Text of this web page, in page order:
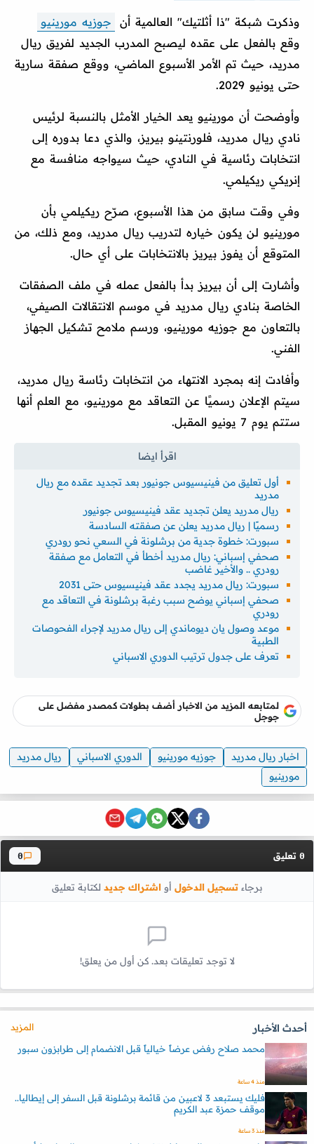
وذكرت شبكة "ذا أثلتيك" العالمية أن
جوزيه مورينيو
وقع بالفعل على عقده ليصبح المدرب الجديد لفريق ريال
مدريد، حيث تم الأمر الأسبوع الماضي، ووقع صفقة سارية
حتى يونيو 2029.
وأوضحت أن مورينيو يعد الخيار الأمثل بالنسبة لرئيس
نادي ريال مدريد، فلورنتينو بيريز، والذي دعا بدوره إلى
انتخابات رئاسية في النادي، حيث سيواجه منافسة مع
إنريكي ريكيلمي.
وفي وقت سابق من هذا الأسبوع، صرّح ريكيلمي بأن
مورينيو لن يكون خياره لتدريب ريال مدريد، ومع ذلك، من
المتوقع أن يفوز بيريز بالانتخابات على أي حال.
وأشارت إلى أن بيريز بدأ بالفعل عمله في ملف الصفقات
الخاصة بنادي ريال مدريد في موسم الانتقالات الصيفي،
بالتعاون مع جوزيه مورينيو، ورسم ملامح تشكيل الجهاز
الفني.
وأفادت إنه بمجرد الانتهاء من انتخابات رئاسة ريال مدريد،
سيتم الإعلان رسميًا عن التعاقد مع مورينيو، مع العلم أنها
ستتم يوم 7 يونيو المقبل.
أول تعليق من فينيسيوس جونيور بعد تجديد عقده مع ريال
مدريد
ريال مدريد يعلن تجديد عقد فينيسيوس جونيور
رسميًا | ريال مدريد يعلن عن صفقته السادسة
سبورت: خطوة جدية من برشلونة في السعي نحو رودري
صحفي إسباني: ريال مدريد أخطأ في التعامل مع صفقة
رودري .. والأخير غاضب
سبورت: ريال مدريد يجدد عقد فينيسيوس حتى 2031
صحفي إسباني يوضح سبب رغبة برشلونة في التعاقد مع
رودري
موعد وصول يان ديوماندي إلى ريال مدريد لإجراء الفحوصات
الطبية
تعرف على جدول ترتيب الدوري الاسباني
لمتابعه المزيد من الاخبار أضف بطولات كمصدر مفضل على
جوجل
اخبار ريال مدريد جوزيه مورينيو الدوري الاسباني
ريال مدريد
مورينيو
0 تعليق 0
برجاءتسجيل الدخول أواشتراك جديد لكتابة تعليق
لا توجد تعليقات بعد. كن أول من يعلق!
أحدث الأخبار
المزيد
محمد صلاح رفض عرضاً خيالياً قبل الانضمام إلى طرابزون سبور
منذ 4 ساعة
فليك يستبعد 3 لاعبين من قائمة برشلونة قبل السفر إلى إيطاليا..
موقف حمزة عبد الكريم
منذ 3 ساعة